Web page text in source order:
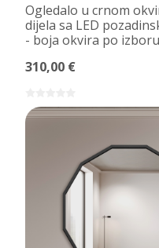
Ogledalo u crnom
dijela sa LED
- boja okvira po izboru
310,00 €